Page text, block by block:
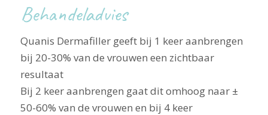
Behandeladvies
Quanis Dermafiller geeft bij 1 keer aanbrengen
bij 20-30% van de vrouwen een zichtbaar
resultaat
Bij 2 keer aanbrengen gaat dit omhoog naar ±
50-60% van de vrouwen en bij 4 keer